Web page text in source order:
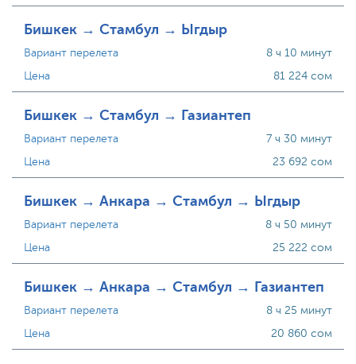
Бишкек → Стамбул → Ыгдыр
Вариант перелета
Цена
8 ч 10 минут
81 224 сом
Бишкек → Стамбул → Газиантеп
Вариант перелета
Цена
7 ч 30 минут
23 692 сом
Бишкек → Анкара → Стамбул → Ыгдыр
Вариант перелета
Цена
8 ч 50 минут
25 222 сом
Бишкек → Анкара → Стамбул → Газиантеп
Вариант перелета
Цена
8 ч 25 минут
20 860 сом